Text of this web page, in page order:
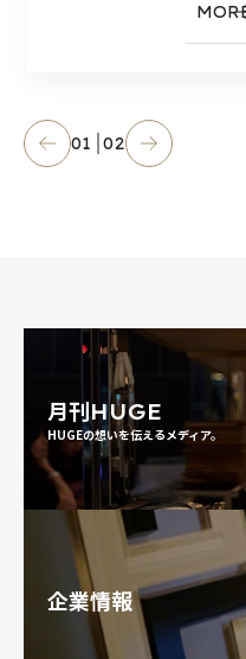
01 02
月刊HUGE
HUGEの想いを伝えるメディア。
企業情報